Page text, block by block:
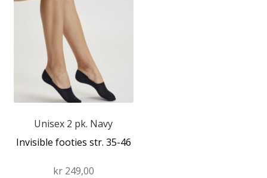
Unisex 2 pk. Navy
Invisible footies str. 35-46
kr249,00
produktet
har
flere
varianter.
Alternativene
kan
velges
produktsiden